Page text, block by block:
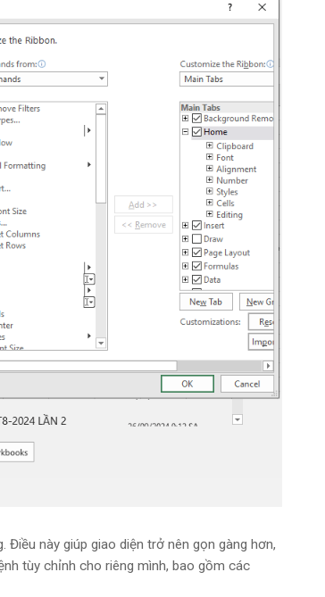
này giúp giao diện trở nên gọn gàng hơn,
tùy chỉnh cho riêng mình, bao gồm các